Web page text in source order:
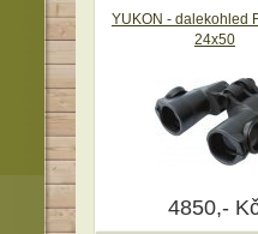
YUKON - dalekohled
24x50
4850,-